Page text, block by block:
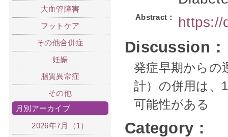
Abstract： https://
Discussion：
発症早期からの
計）の併用は、
可能性がある
Category：
大血管障害
フットケア
その他合併症
妊娠
脂質異常症
その他
月別アーカイブ
2026年7月（1）